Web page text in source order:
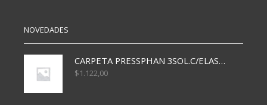
NOVEDADES
CARPETA PRESSPHAN 3SOL.C/ELAST MARRON A4 P01A
$1.122,00